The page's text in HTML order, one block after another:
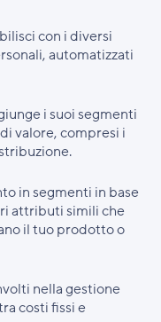
con i diversi
automatizzati
i suoi segmenti
valore, compresi i
in segmenti in base
attributi simili che
il tuo prodotto o
nella gestione
costi fissi e